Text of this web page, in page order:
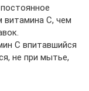
витамина С, чем
С впитавшийся
не при мытье,